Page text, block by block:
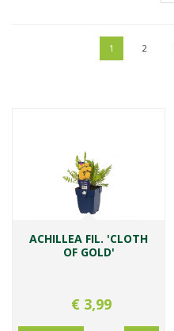
1 2
ACHILLEA FIL. 'CLOTH
OF GOLD'
€ 3,99